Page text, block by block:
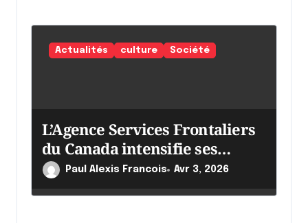
Actualités culture Société
L’Agence Services Frontaliers
du Canada intensifie ses
effortsPaul Alexis Francois Avr 3, 2026